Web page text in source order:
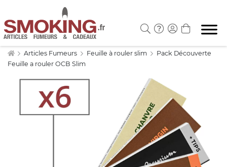
Articles Fumeurs Feuille à rouler slim
Pack Découverte
Feuille a rouler OCB Slim